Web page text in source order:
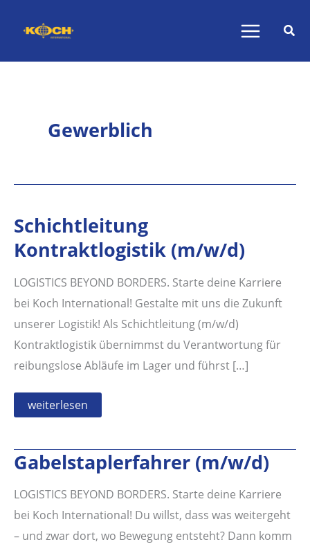
Inhalt
Gewerblich
Schichtleitung
Kontraktlogistik (m/w/d)
LOGISTICS BEYOND BORDERS. Starte deine Karriere
bei Koch International! Gestalte mit uns die Zukunft
unserer Logistik! Als Schichtleitung (m/w/d)
Kontraktlogistik übernimmst du Verantwortung für
reibungslose Abläufe im Lager und führst […]
Schichtleitung
Kontraktlogistik
weiterlesen
Gabelstaplerfahrer (m/w/d)
LOGISTICS BEYOND BORDERS. Starte deine Karriere
bei Koch International! Du willst, dass was weitergeht
– und zwar dort, wo Bewegung entsteht? Dann komm